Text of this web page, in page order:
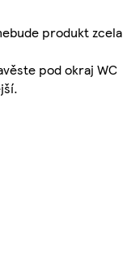
produkt zcela
pod okraj WC